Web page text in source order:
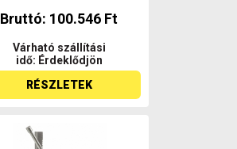
Bruttó: 100.546 Ft
Várható szállítási
idő: Érdeklődjön
RÉSZLETEK